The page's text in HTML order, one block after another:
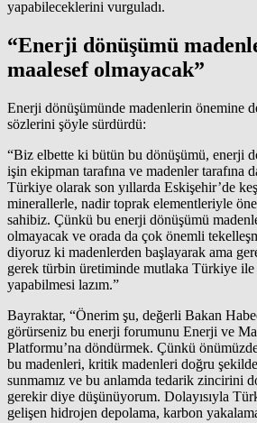
yapabileceklerini vurguladı.
“Enerji dönüşümü
maalesef olmayacak”
Enerji dönüşümünde madenlerin önemine
sözlerini şöyle sürdürdü:
“Biz elbette ki bütün bu dönüşümü, enerji
işin ekipman tarafına ve madenler tarafına
Türkiye olarak son yıllarda Eskişehir’de
minerallerle, nadir toprak elementleriyle
sahibiz. Çünkü bu enerji dönüşümü
olmayacak ve orada da çok önemli
diyoruz ki madenlerden başlayarak ama
gerek türbin üretiminde mutlaka Türkiye
yapabilmesi lazım.”
Bayraktar, “Önerim şu, değerli Bakan
görürseniz bu enerji forumunu Enerji ve
Platformu’na döndürmek. Çünkü
bu madenleri, kritik madenleri doğru şekilde
sunmamız ve bu anlamda tedarik zincirini
gerekir diye düşünüyorum. Dolayısıyla
gelişen hidrojen depolama, karbon